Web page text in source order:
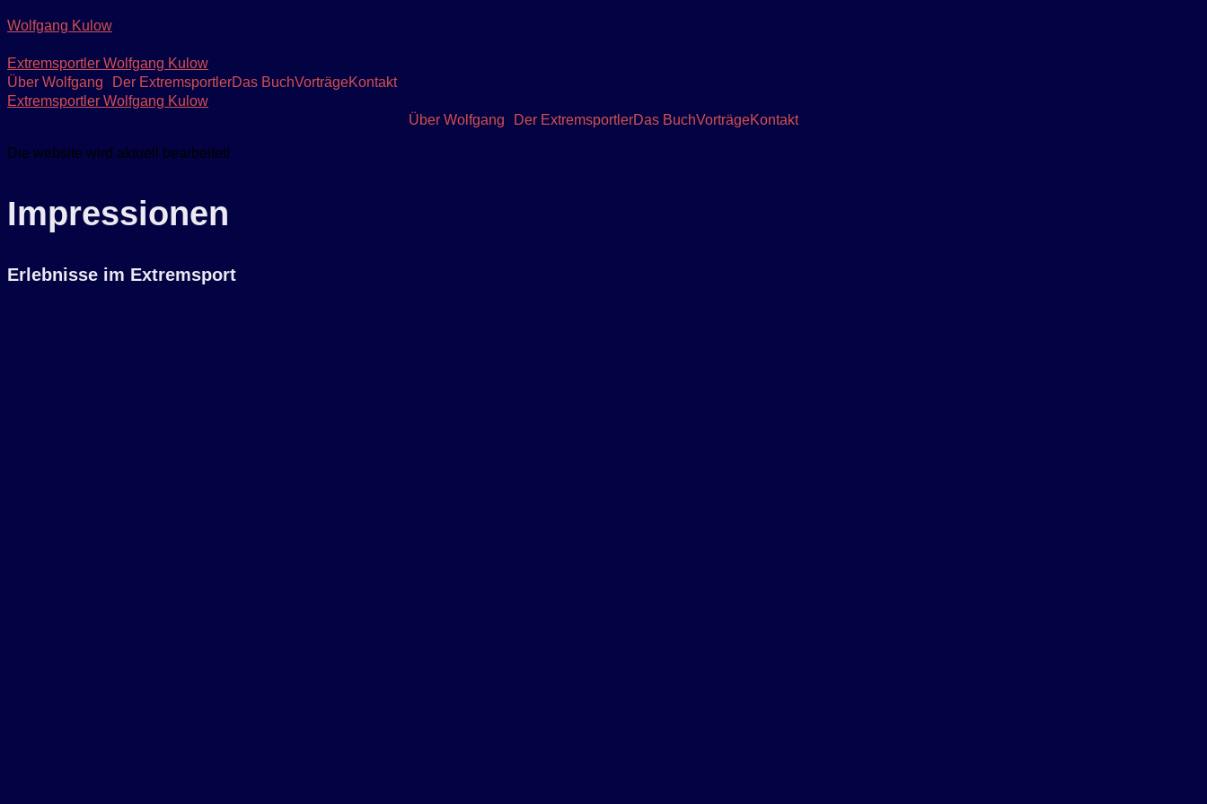
Wolfgang Kulow
Extremsportler Wolfgang Kulow
Über Wolfgang
Der ExtremsportlerDas BuchVorträgeKontakt
Extremsportler Wolfgang Kulow
Über Wolfgang
Der ExtremsportlerDas BuchVorträgeKontakt
Die website wird aktuell bearbeitet!
Impressionen
Erlebnisse im Extremsport